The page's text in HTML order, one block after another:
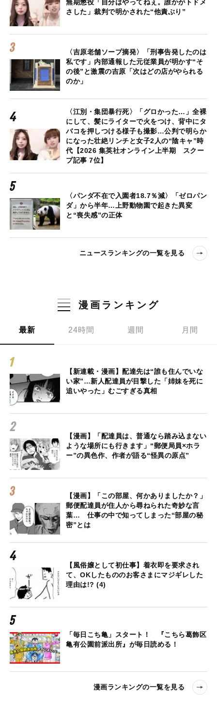
無期懲役「自分はやってねぇ。誰かがトドメ
さした」裁判で明かされた“他責ぶり”
〈吉原老舗ソープ摘発〉「刑事告発したのは
私です」内部通報した元従業員が明かす“そ
の後”と激震の吉原「次はどの店がやられる
のか」
〈江別・集団暴行死〉「グロかった…」全裸
にして、髪にライターで火をつけ、背中にタ
バコを押しつける様子も撮影…公判で明らか
になった壮絶リンチと女子2人の“陰キャ”時
代【2026 集英社オンライン上半期 スクー
プ記事 7位】
〈パンダ不在で入園者18.7％減〉「ゼロパン
ダ」から半年…上野動物園で起きた異変
と“喪失感”の正体
ニュースランキングの一覧を見る
漫画ランキング
最新 24時間 週間 月間
【新連載・漫画】配達先は“誰も住んでいな
い家”…新人配達員が目撃した「姉妹を死に
追いやった」むごすぎる真相
【漫画】「配達員は、普通なら踏み込まない
ような場所にも行きます」“郵便局員×ホラ
ー”の異色作、作者が語る“怪異の原点”
【漫画】「この部屋、何かありましたか？」
郵便配達員が住人から尋ねられた奇妙な言
葉… 仕事の中で知ってしまった“部屋の秘
密”とは
【風俗嬢として初仕事】着衣即を要求され
て、OKしたもののお客さまにマジギレした
理由は!? (4)
「毎日こち亀」スタート！ 『こちら葛飾区
亀有公園前派出所』が毎日読める！
漫画ランキングの一覧を見る